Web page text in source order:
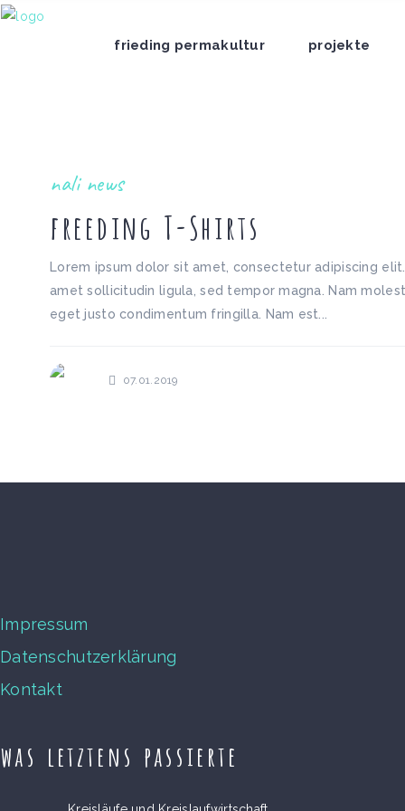
frieding permakultur projekte
nali news
freeding T-Shirts
Lorem ipsum dolor sit amet, consectetur adipiscing
amet sollicitudin ligula, sed tempor magna. Nam
eget justo condimentum fringilla. Nam est...
07.01.2019
Impressum
Datenschutzerklärung
Kontakt
was letztens passierte